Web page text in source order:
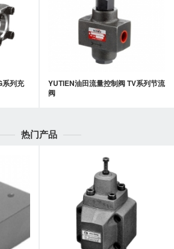
系列充
YUTIEN油田流量控制阀 TV系列节流
阀
热门产品